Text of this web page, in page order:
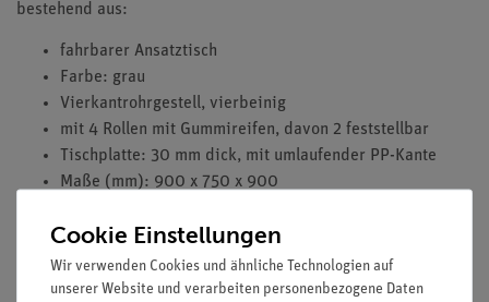
bestehend aus:
fahrbarer Ansatztisch
Farbe: grau
Vierkantrohrgestell, vierbeinig
mit 4 Rollen mit Gummireifen, davon 2 feststellbar
Tischplatte: 30 mm dick, mit umlaufender PP-Kante
Maße (mm): 900 x 750 x 900
Regalkorpus mit 3 Vollauszügen
inkl. 3-fach Elektroanschluss mit Kabelaufwickler und 4
m Anschlussleitung
Cookie Einstellungen
Wir verwenden Cookies und ähnliche Technologien auf
unserer Website und verarbeiten personenbezogene Daten